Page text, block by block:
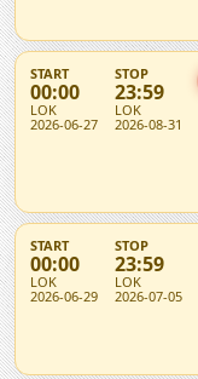
START
00:00
LOK
2026-06-27
STOP
23:59
LOK
2026-08-31
START
00:00
LOK
2026-06-29
STOP
23:59
LOK
2026-07-05